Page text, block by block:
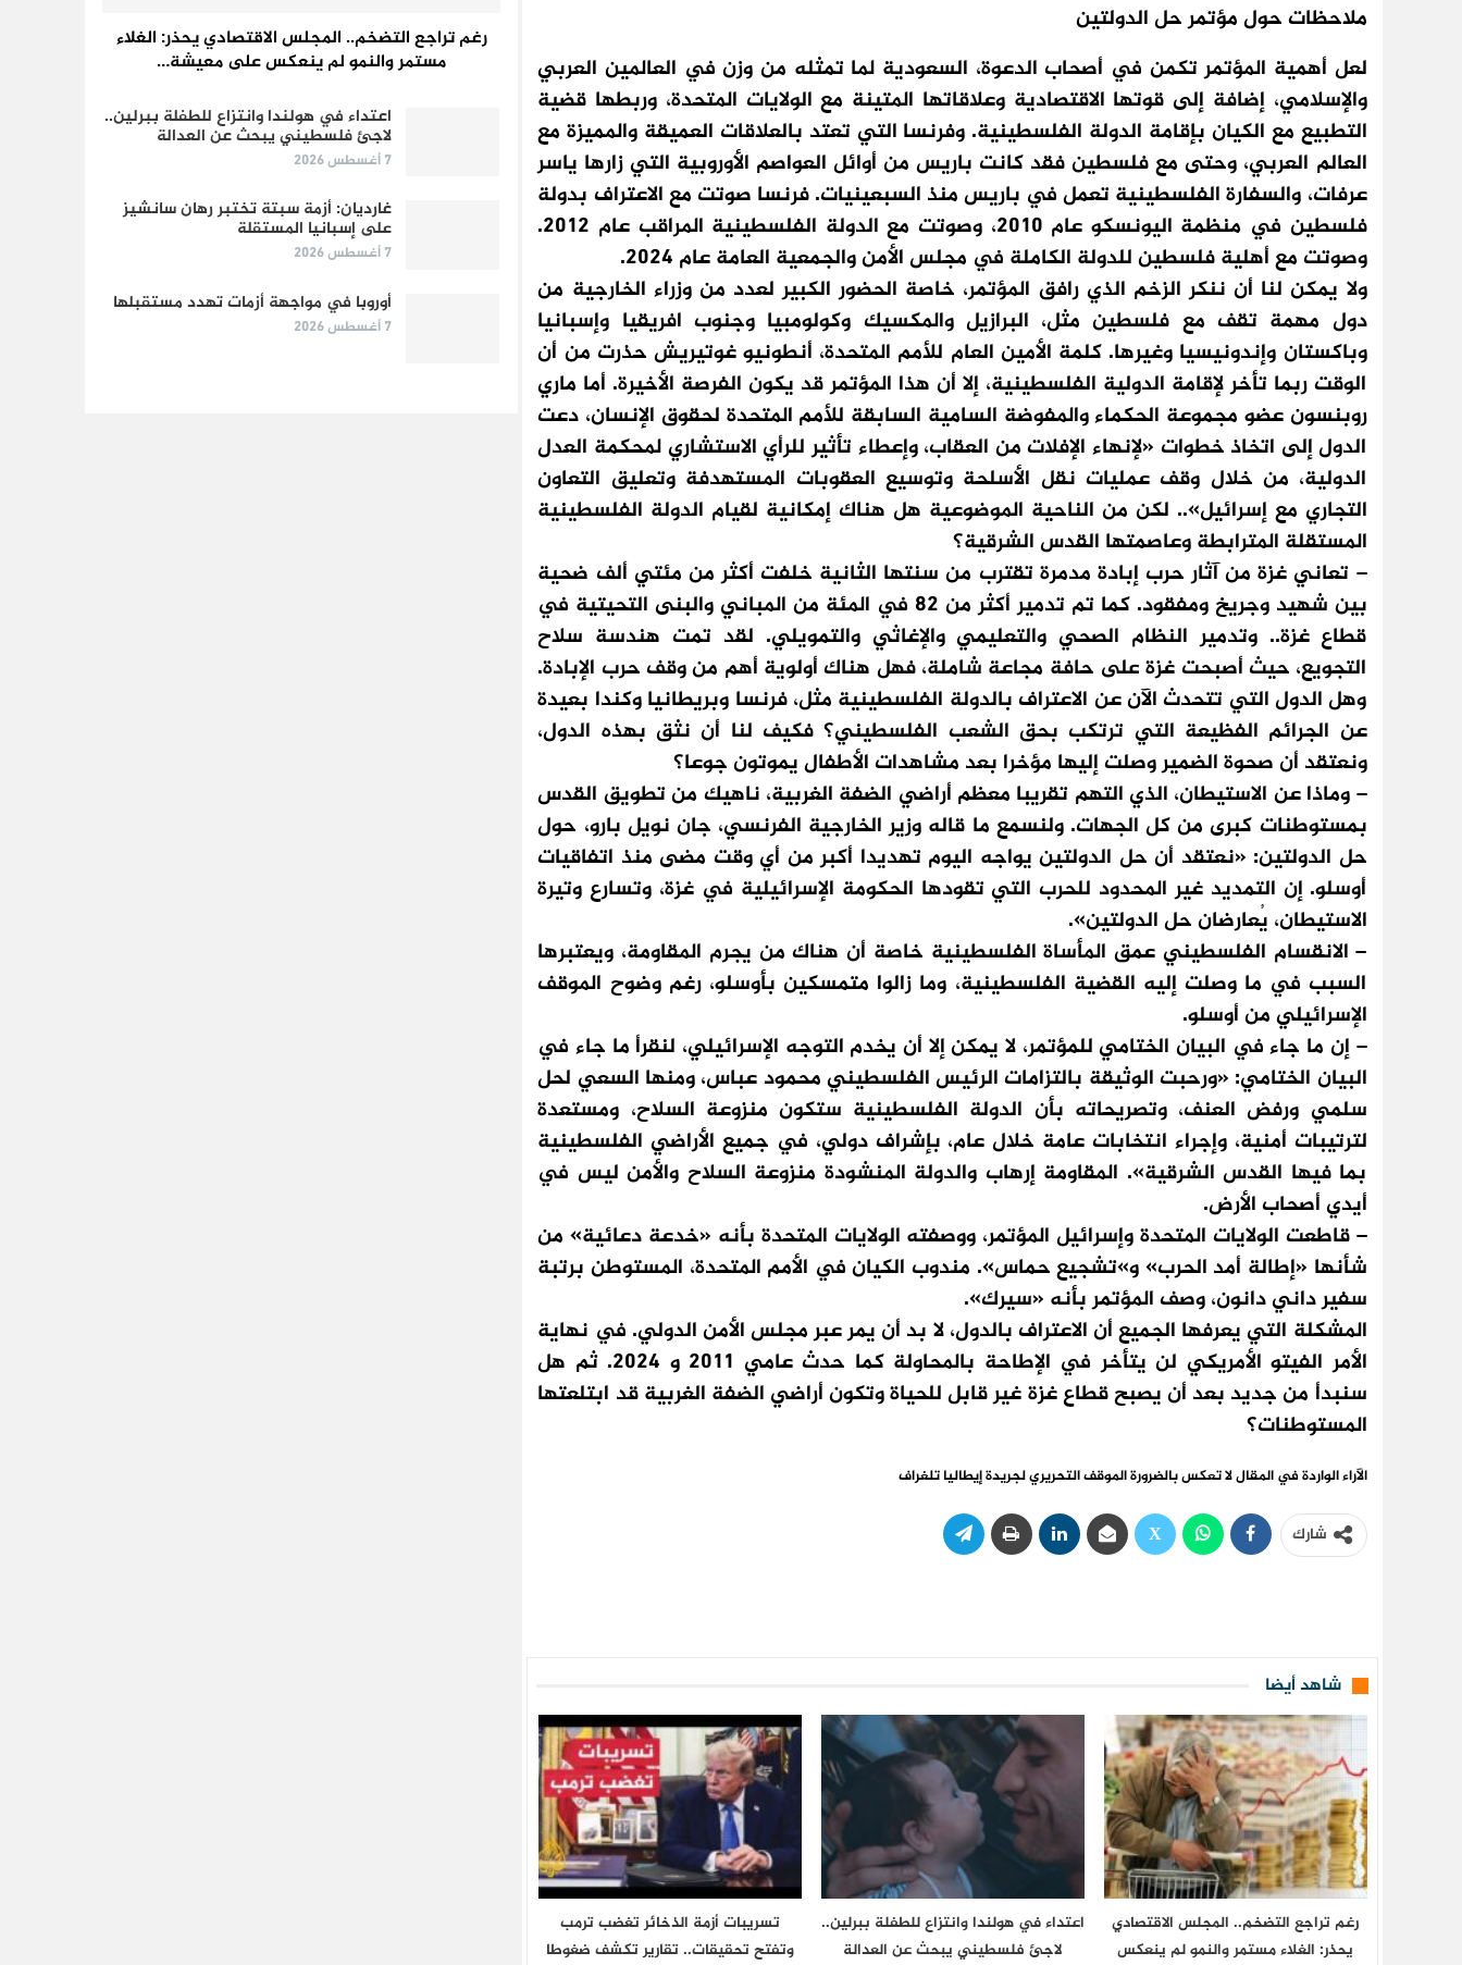
ملاحظات حول مؤتمر حل الدولتين
لعل أهمية المؤتمر تكمن في أصحاب الدعوة، السعودية لما تمثله من وزن في العالمين العربي
والإسلامي، إضافة إلى قوتها الاقتصادية وعلاقاتها المتينة مع الولايات المتحدة، وربطها قضية
التطبيع مع الكيان بإقامة الدولة الفلسطينية. وفرنسا التي تعتد بالعلاقات العميقة والمميزة مع
العالم العربي، وحتى مع فلسطين فقد كانت باريس من أوائل العواصم الأوروبية التي زارها ياسر
عرفات، والسفارة الفلسطينية تعمل في باريس منذ السبعينيات. فرنسا صوتت مع الاعتراف بدولة
فلسطين في منظمة اليونسكو عام 2010، وصوتت مع الدولة الفلسطينية المراقب عام 2012.
وصوتت مع أهلية فلسطين للدولة الكاملة في مجلس الأمن والجمعية العامة عام 2024.
ولا يمكن لنا أن ننكر الزخم الذي رافق المؤتمر، خاصة الحضور الكبير لعدد من وزراء الخارجية من
دول مهمة تقف مع فلسطين مثل، البرازيل والمكسيك وكولومبيا وجنوب افريقيا وإسبانيا
وباكستان وإندونيسيا وغيرها. كلمة الأمين العام للأمم المتحدة، أنطونيو غوتيريش حذرت من أن
الوقت ربما تأخر لإقامة الدولية الفلسطينية، إلا أن هذا المؤتمر قد يكون الفرصة الأخيرة. أما ماري
روبنسون عضو مجموعة الحكماء والمفوضة السامية السابقة للأمم المتحدة لحقوق الإنسان، دعت
الدول إلى اتخاذ خطوات «لإنهاء الإفلات من العقاب، وإعطاء تأثير للرأي الاستشاري لمحكمة العدل
الدولية، من خلال وقف عمليات نقل الأسلحة وتوسيع العقوبات المستهدفة وتعليق التعاون
التجاري مع إسرائيل».. لكن من الناحية الموضوعية هل هناك إمكانية لقيام الدولة الفلسطينية
المستقلة المترابطة وعاصمتها القدس الشرقية؟
– تعاني غزة من آثار حرب إبادة مدمرة تقترب من سنتها الثانية خلفت أكثر من مئتي ألف ضحية
بين شهيد وجريخ ومفقود. كما تم تدمير أكثر من 82 في المئة من المباني والبنى التحيتية في
قطاع غزة.. وتدمير النظام الصحي والتعليمي والإغاثي والتمويلي. لقد تمت هندسة سلاح
التجويع، حيث أصبحت غزة على حافة مجاعة شاملة، فهل هناك أولوية أهم من وقف حرب الإبادة.
وهل الدول التي تتحدث الآن عن الاعتراف بالدولة الفلسطينية مثل، فرنسا وبريطانيا وكندا بعيدة
عن الجرائم الفظيعة التي ترتكب بحق الشعب الفلسطيني؟ فكيف لنا أن نثق بهذه الدول،
ونعتقد أن صحوة الضمير وصلت إليها مؤخرا بعد مشاهدات الأطفال يموتون جوعا؟
– وماذا عن الاستيطان، الذي التهم تقريبا معظم أراضي الضفة الغربية، ناهيك من تطويق القدس
بمستوطنات كبرى من كل الجهات. ولنسمع ما قاله وزير الخارجية الفرنسي، جان نويل بارو، حول
حل الدولتين: «نعتقد أن حل الدولتين يواجه اليوم تهديدا أكبر من أي وقت مضى منذ اتفاقيات
أوسلو. إن التمديد غير المحدود للحرب التي تقودها الحكومة الإسرائيلية في غزة، وتسارع وتيرة
الاستيطان، يُعارضان حل الدولتين».
– الانقسام الفلسطيني عمق المأساة الفلسطينية خاصة أن هناك من يجرم المقاومة، ويعتبرها
السبب في ما وصلت إليه القضية الفلسطينية، وما زالوا متمسكين بأوسلو، رغم وضوح الموقف
الإسرائيلي من أوسلو.
– إن ما جاء في البيان الختامي للمؤتمر، لا يمكن إلا أن يخدم التوجه الإسرائيلي، لنقرأ ما جاء في
البيان الختامي: «ورحبت الوثيقة بالتزامات الرئيس الفلسطيني محمود عباس، ومنها السعي لحل
سلمي ورفض العنف، وتصريحاته بأن الدولة الفلسطينية ستكون منزوعة السلاح، ومستعدة
لترتيبات أمنية، وإجراء انتخابات عامة خلال عام، بإشراف دولي، في جميع الأراضي الفلسطينية
بما فيها القدس الشرقية». المقاومة إرهاب والدولة المنشودة منزوعة السلاح والأمن ليس في
أيدي أصحاب الأرض.
– قاطعت الولايات المتحدة وإسرائيل المؤتمر، ووصفته الولايات المتحدة بأنه «خدعة دعائية» من
شأنها «إطالة أمد الحرب» و»تشجيع حماس». مندوب الكيان في الأمم المتحدة، المستوطن برتبة
سفير داني دانون، وصف المؤتمر بأنه «سيرك».
المشكلة التي يعرفها الجميع أن الاعتراف بالدول، لا بد أن يمر عبر مجلس الأمن الدولي. في نهاية
الأمر الفيتو الأمريكي لن يتأخر في الإطاحة بالمحاولة كما حدث عامي 2011 و 2024. ثم هل
سنبدأ من جديد بعد أن يصبح قطاع غزة غير قابل للحياة وتكون أراضي الضفة الغربية قد ابتلعتها
المستوطنات؟
الآراء الواردة في المقال لا تعكس بالضرورة الموقف التحريري لجريدة إيطاليا تلغراف
شارك
شاهد أيضا
رغم تراجع التضخم.. المجلس الاقتصادي
يحذر: الغلاء مستمر والنمو لم ينعكس
اعتداء في هولندا وانتزاع للطفلة ببرلين..
لاجئ فلسطيني يبحث عن العدالة
تسريبات أزمة الذخائر تغضب ترمب
وتفتح تحقيقات.. تقارير تكشف ضغوطا
رغم تراجع التضخم.. المجلس الاقتصادي يحذر: الغلاء
مستمر والنمو لم ينعكس على معيشة…
اعتداء في هولندا وانتزاع للطفلة ببرلين..
لاجئ فلسطيني يبحث عن العدالة
7 أغسطس 2026
غارديان: أزمة سبتة تختبر رهان سانشيز
على إسبانيا المستقلة
7 أغسطس 2026
أوروبا في مواجهة أزمات تهدد مستقبلها
7 أغسطس 2026